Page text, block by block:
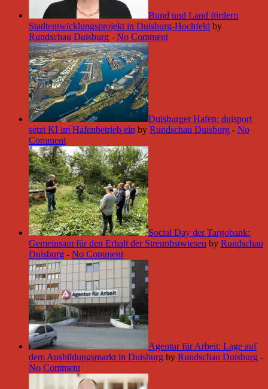
Bund und Land fördern
Stadtentwicklungsprojekt in Duisburg-Hochfeld by
Rundschau Duisburg - No Comment
Duisburger Hafen: duisport
setzt KI im Hafenbetrieb ein by Rundschau Duisburg - No
Comment
Social Day der Targobank:
Gemeinsam für den Erhalt der Streuobstwiesen by Rundschau
Duisburg - No Comment
Agentur für Arbeit: Lage auf
dem Ausbildungsmarkt in Duisburg by Rundschau Duisburg -
No Comment